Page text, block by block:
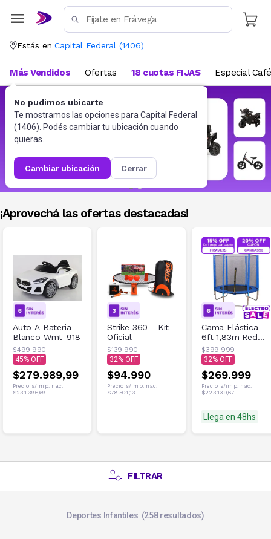
Estás en Capital Federal (1406)
No pudimos ubicarte
Te mostramos las opciones para Capital Federal
(1406). Podés cambiar tu ubicación cuando
quieras.
cambiar ubicación cerrar
Más Vendidos Ofertas 18 cuotas FIJAS Especial Café
¡Aprovechá las ofertas destacadas!
Auto A Bateria
Blanco Wmt-918
$499.990
45
$279.989,99
Precio s/imp. nac.
$231.396,69
Strike 360 - Kit
Oficial
$139.990
32
$94.990
Precio s/imp. nac.
$78.504,13
Cama Elástica
6ft 1,83m Red
de Seguridad
100kg Azul
$399.999
32
$269.999
Precio s/imp. nac.
$223.139,67
Llega en 48hs
FILTRAR
Deportes Infantiles 258resultados